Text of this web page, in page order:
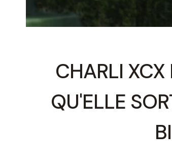
CHARLI XCX
QU'ELLE